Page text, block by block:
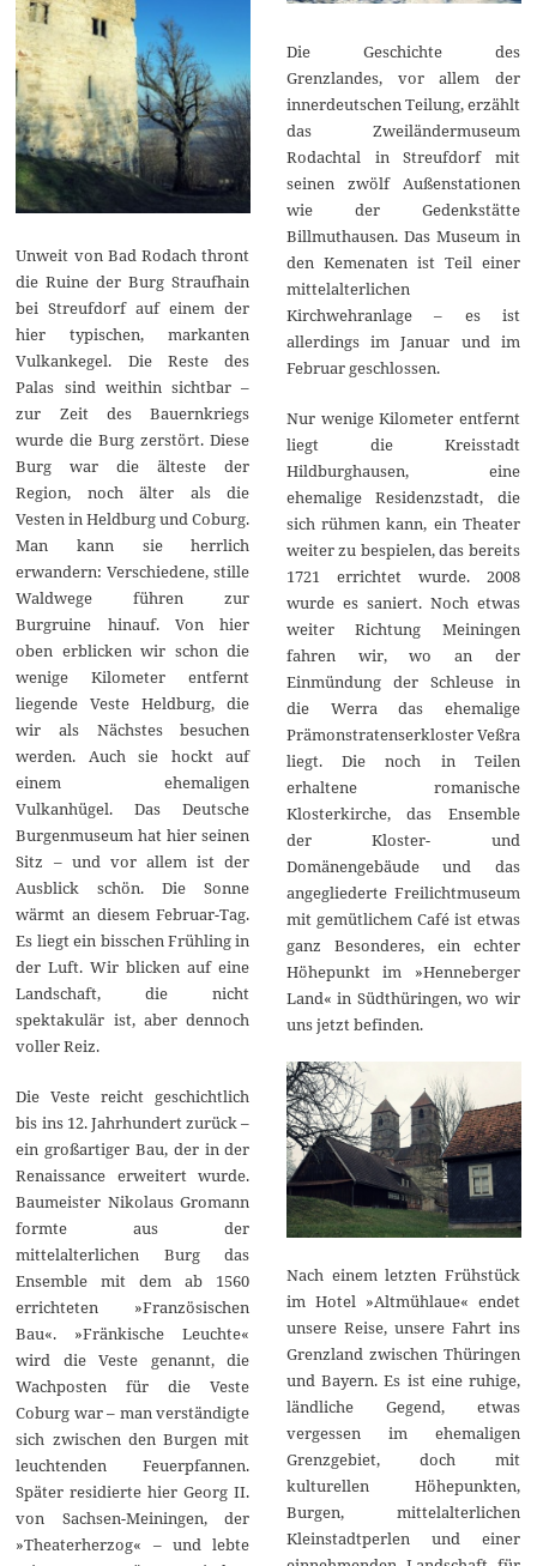
Unweit von Bad Rodach thront
die Ruine der Burg Straufhain
bei Streufdorf auf einem der
hier typischen, markanten
Vulkankegel. Die Reste des
Palas sind weithin sichtbar –
zur Zeit des Bauernkriegs
wurde die Burg zerstört. Diese
Burg war die älteste der
Region, noch älter als die
Vesten in Heldburg und Coburg.
Man kann sie herrlich
erwandern: Verschiedene, stille
Waldwege führen zur
Burgruine hinauf. Von hier
oben erblicken wir schon die
wenige Kilometer entfernt
liegende Veste Heldburg, die
wir als Nächstes besuchen
werden. Auch sie hockt auf
einem ehemaligen
Vulkanhügel. Das Deutsche
Burgenmuseum hat hier seinen
Sitz – und vor allem ist der
Ausblick schön. Die Sonne
wärmt an diesem Februar-Tag.
Es liegt ein bisschen Frühling in
der Luft. Wir blicken auf eine
Landschaft, die nicht
spektakulär ist, aber dennoch
voller Reiz.
Die Veste reicht geschichtlich
bis ins 12. Jahrhundert zurück –
ein großartiger Bau, der in der
Renaissance erweitert wurde.
Baumeister Nikolaus Gromann
formte aus der
mittelalterlichen Burg das
Ensemble mit dem ab 1560
errichteten »Französischen
Bau«. »Fränkische Leuchte«
wird die Veste genannt, die
Wachposten für die Veste
Coburg war – man verständigte
sich zwischen den Burgen mit
leuchtenden Feuerpfannen.
Später residierte hier Georg II.
von Sachsen-Meiningen, der
»Theaterherzog« – und lebte
Die Geschichte des
Grenzlandes, vor allem der
innerdeutschen Teilung, erzählt
das Zweiländermuseum
Rodachtal in Streufdorf mit
seinen zwölf Außenstationen
wie der Gedenkstätte
Billmuthausen. Das Museum in
den Kemenaten ist Teil einer
mittelalterlichen
Kirchwehranlage – es ist
allerdings im Januar und im
Februar geschlossen.
Nur wenige Kilometer entfernt
liegt die Kreisstadt
Hildburghausen, eine
ehemalige Residenzstadt, die
sich rühmen kann, ein Theater
weiter zu bespielen, das bereits
1721 errichtet wurde. 2008
wurde es saniert. Noch etwas
weiter Richtung Meiningen
fahren wir, wo an der
Einmündung der Schleuse in
die Werra das ehemalige
Prämonstratenserkloster Veßra
liegt. Die noch in Teilen
erhaltene romanische
Klosterkirche, das Ensemble
der Kloster- und
Domänengebäude und das
angegliederte Freilichtmuseum
mit gemütlichem Café ist etwas
ganz Besonderes, ein echter
Höhepunkt im »Henneberger
Land« in Südthüringen, wo wir
uns jetzt befinden.
Nach einem letzten Frühstück
im Hotel »Altmühlaue« endet
unsere Reise, unsere Fahrt ins
Grenzland zwischen Thüringen
und Bayern. Es ist eine ruhige,
ländliche Gegend, etwas
vergessen im ehemaligen
Grenzgebiet, doch mit
kulturellen Höhepunkten,
Burgen, mittelalterlichen
Kleinstadtperlen und einer